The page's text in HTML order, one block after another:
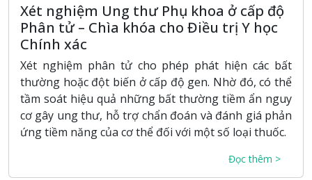
Xét nghiệm Ung thư Phụ khoa ở cấp độ
Phân tử – Chìa khóa cho Điều trị Y học
Chính xác
Xét nghiệm phân tử cho phép phát hiện các bất
thường hoặc đột biến ở cấp độ gen. Nhờ đó, có thể
tầm soát hiệu quả những bất thường tiềm ẩn nguy
cơ gây ung thư, hỗ trợ chẩn đoán và đánh giá phản
ứng tiềm năng của cơ thể đối với một số loại thuốc.
Đọc thêm >